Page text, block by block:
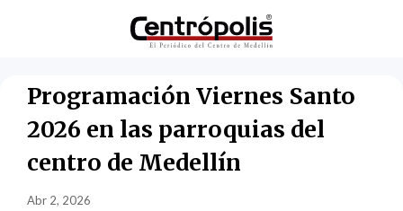
Programación Viernes Santo
2026 en las parroquias del
centro de Medellín
Abr 2, 2026